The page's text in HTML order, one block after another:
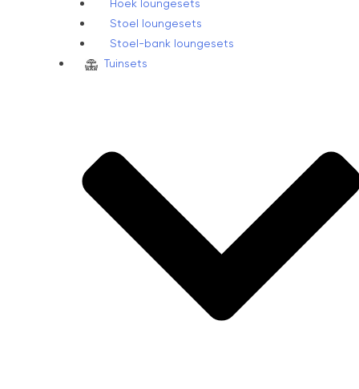
Hoek loungesets
Stoel loungesets
Stoel-bank loungesets
Tuinsets